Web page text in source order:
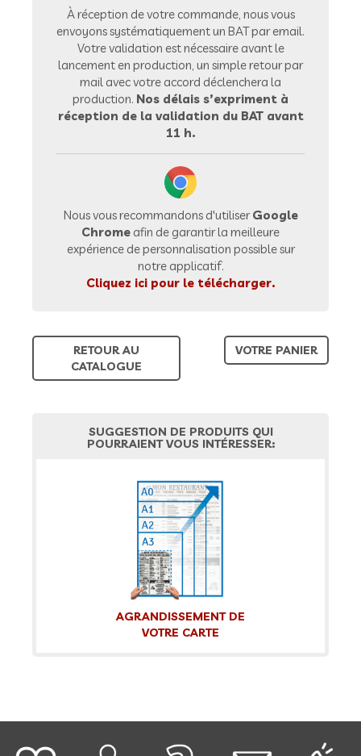
À réception de votre commande, nous vous
envoyons systématiquement un BAT par email.
Votre validation est nécessaire avant le
lancement en production, un simple retour par
mail avec votre accord déclenchera la
production. Nos délais s’expriment à
réception de la validation du BAT avant
11 h.
Nous vous recommandons d'utiliserGoogle
Chrome afin de garantir la meilleure
expérience de personnalisation possible sur
notre applicatif.
Cliquez ici pour le télécharger.
RETOUR AU
CATALOGUE
VOTRE PANIER
SUGGESTION DE PRODUITS QUI
POURRAIENT VOUS INTÉRESSER:
AGRANDISSEMENT DE
VOTRE CARTE